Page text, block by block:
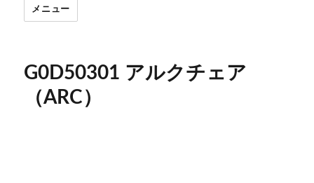
メニュー
G0D50301 アルクチェア
（ARC）